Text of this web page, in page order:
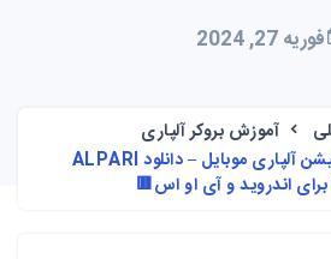
فوریه 27, 2024
آموزش بروکر آلپاری
🟥معرفی اپلیکیشن آلپاری موبایل – دانلود ALPARI